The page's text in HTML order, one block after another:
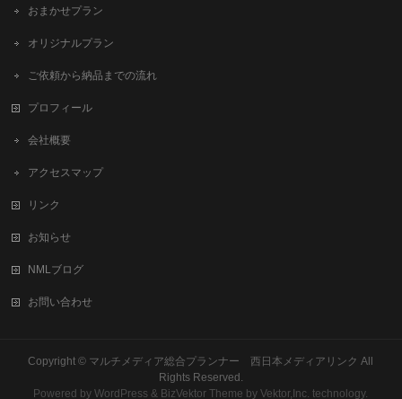
おまかせプラン
オリジナルプラン
ご依頼から納品までの流れ
プロフィール
会社概要
アクセスマップ
リンク
お知らせ
NMLブログ
お問い合わせ
Copyright © マルチメディア総合プランナー 西日本メディアリンク All
Rights Reserved.
Powered byWordPress & BizVektor Theme byVektor,Inc. technology.